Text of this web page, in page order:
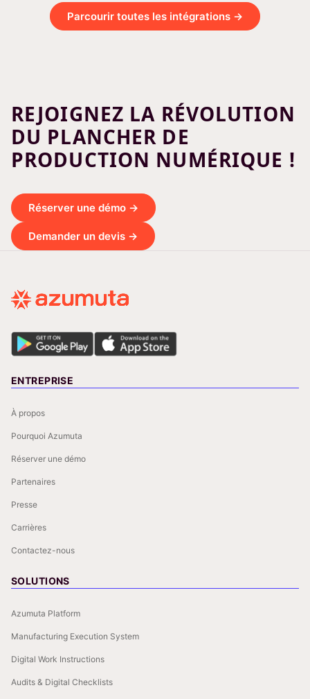
Parcourir toutes les intégrations →
REJOIGNEZ LA RÉVOLUTION
DU PLANCHER DE
PRODUCTION NUMÉRIQUE !
Réserver une démo →
Demander un devis →
ENTREPRISE
À propos
Pourquoi Azumuta
Réserver une démo
Partenaires
Presse
Carrières
Contactez-nous
SOLUTIONS
Azumuta Platform
Manufacturing Execution System
Digital Work Instructions
Audits & Digital Checklists